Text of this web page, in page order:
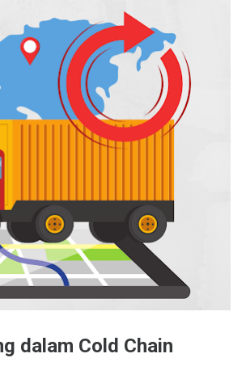
dalam Cold Chain